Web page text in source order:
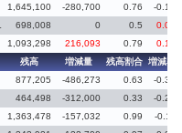
1,645,100 -280,700 0.76
-0.13
698,008 0 0.5
0.07
1,093,298 216,093 0.79
0.16
残高 増減量 残高割合 増減率
877,205 -486,273 0.63
-0.36
464,498 -312,000 0.33
-0.23
1,363,478 -157,032 0.99
-0.11